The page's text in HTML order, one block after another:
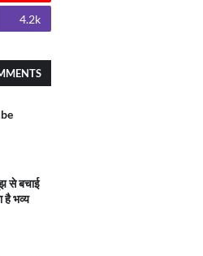
4.2k
से बचाई
है भव्य